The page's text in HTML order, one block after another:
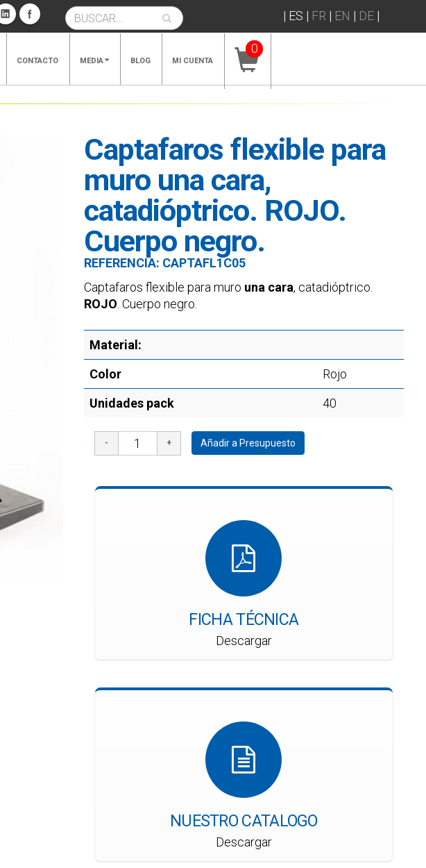
| ES | FR | EN | DE|
CONTACTO MEDIA BLOG MI CUENTA
0
Captafaros flexible para
muro una cara,
catadióptrico. ROJO.
Cuerpo negro.
REFERENCIA: CAPTAFL1C05
Captafaros flexible para muro una cara, catadióptrico.
ROJO . Cuerpo negro.
Material:
Color
Rojo
Unidades pack
40
Añadir a Presupuesto
FICHA TÉCNICA
Descargar
NUESTRO CATALOGO
Descargar